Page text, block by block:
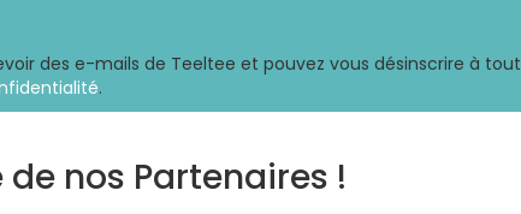
des e-mails de Teeltee et pouvez vous désinscrire à tout
.
de nos Partenaires !